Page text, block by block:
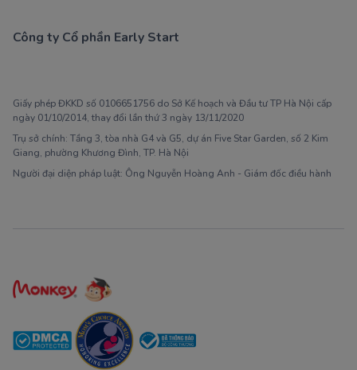
Công ty Cổ phần Early Start
Giấy phép ĐKKD số 0106651756 do Sở Kế hoạch và Đầu tư TP Hà Nội cấp
ngày 01/10/2014, thay đổi lần thứ 3 ngày 13/11/2020
Trụ sở chính: Tầng 3, tòa nhà G4 và G5, dự án Five Star Garden, số 2 Kim
Giang, phường Khương Đình, TP. Hà Nội
Người đại diện pháp luật: Ông Nguyễn Hoàng Anh - Giám đốc điều hành